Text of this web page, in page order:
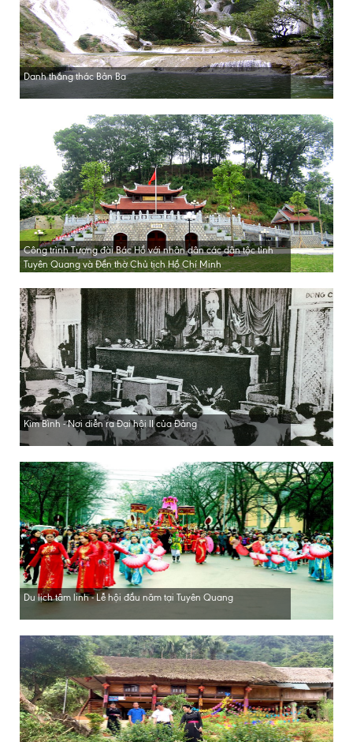
Danh thắng thác Bản Ba
Công trình Tượng đài Bác Hồ với nhân dân các dân tộc tỉnh
Tuyên Quang và Đền thờ Chủ tịch Hồ Chí Minh
Kim Bình - Nơi diễn ra Đại hội II của Đảng
Du lịch tâm linh - Lễ hội đầu năm tại Tuyên Quang